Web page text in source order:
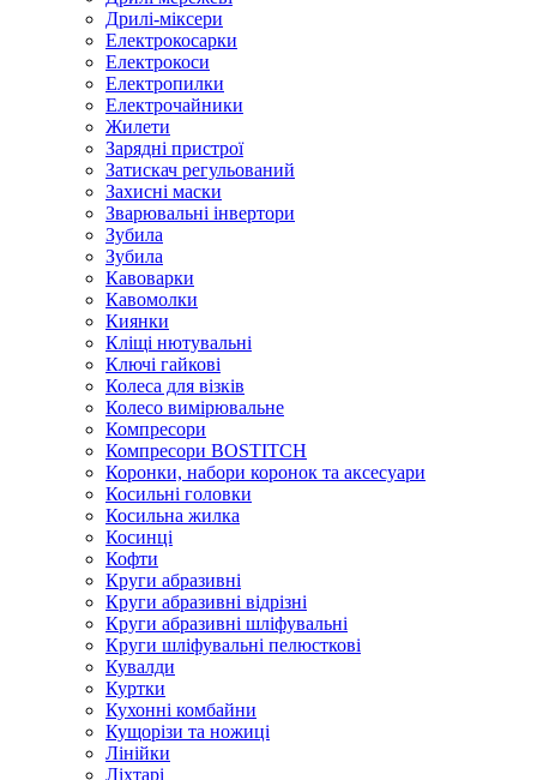
Дрилі-міксери
Електрокосарки
Електрокоси
Електропилки
Електрочайники
Жилети
Зарядні пристрої
Затискач регульований
Захисні маски
Зварювальні інвертори
Зубила
Зубила
Кавоварки
Кавомолки
Киянки
Кліщі нютувальні
Ключі гайкові
Колеса для візків
Колесо вимірювальне
Компресори
Компресори BOSTITCH
Коронки, набори коронок та аксесуари
Косильні головки
Косильна жилка
Косинці
Кофти
Круги абразивні
Круги абразивні відрізні
Круги абразивні шліфувальні
Круги шліфувальні пелюсткові
Кувалди
Куртки
Кухонні комбайни
Кущорізи та ножиці
Лінійки
Ліхтарі